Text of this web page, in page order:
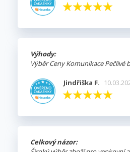
Výhody:
Výběr Ceny Komunikace Pečlivé
Jindřiška F.
Celkový názor: